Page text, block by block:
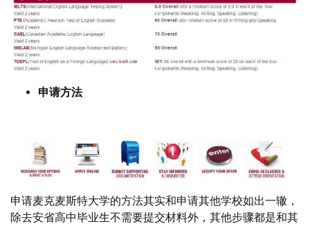
申请方法
申请麦克麦斯特大学的方法其实和申请其他学校如出一辙，
除去安省高中毕业生不需要提交材料外，其他步骤都是和其